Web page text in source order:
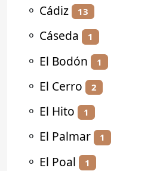
⚬ Cádiz 13
⚬ Cáseda 1
⚬ El Bodón 1
⚬ El Cerro 2
⚬ El Hito 1
⚬ El Palmar 1
⚬ El Poal 1